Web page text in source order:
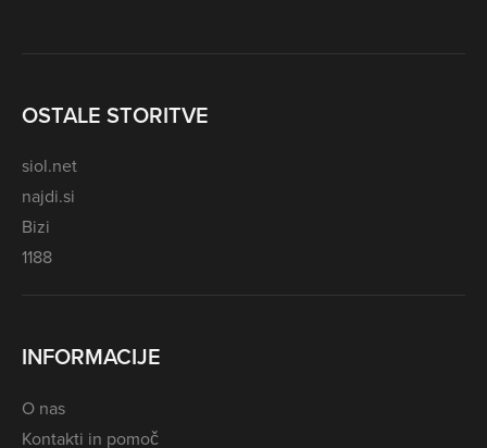
OSTALE STORITVE
siol.net
najdi.si
Bizi
1188
INFORMACIJE
O nas
Kontakti in pomoč